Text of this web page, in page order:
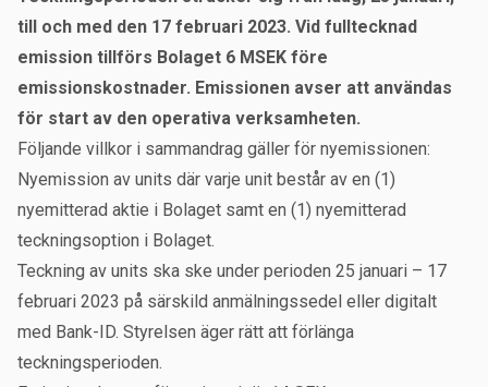
till och med den 17 februari 2023. Vid fulltecknad
emission tillförs Bolaget 6 MSEK före
emissionskostnader. Emissionen avser att användas
för start av den operativa verksamheten.
Följande villkor i sammandrag gäller för nyemissionen:
Nyemission av units där varje unit består av en (1)
nyemitterad aktie i Bolaget samt en (1) nyemitterad
teckningsoption i Bolaget.
Teckning av units ska ske under perioden 25 januari – 17
februari 2023 på särskild anmälningssedel eller digitalt
med Bank-ID. Styrelsen äger rätt att förlänga
teckningsperioden.